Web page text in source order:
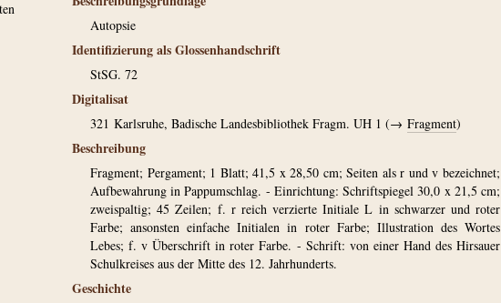
Autopsie
Identifizierung als Glossenhandschrift
StSG. 72
Digitalisat
321 Karlsruhe, Badische Landesbibliothek Fragm. UH 1 (→ Fragment)
Beschreibung
Fragment; Pergament; 1 Blatt; 41,5 x 28,50 cm; Seiten als r und v bezeichnet;
Aufbewahrung in Pappumschlag. - Einrichtung: Schriftspiegel 30,0 x 21,5 cm;
zweispaltig; 45 Zeilen; f. r reich verzierte Initiale L in schwarzer und roter
Farbe; ansonsten einfache Initialen in roter Farbe; Illustration des Wortes
Lebes; f. v Überschrift in roter Farbe. - Schrift: von einer Hand des Hirsauer
Schulkreises aus der Mitte des 12. Jahrhunderts.
Geschichte